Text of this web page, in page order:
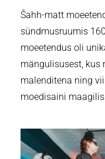
Šahh-matt
sündmusruumis
moeetendus oli
mängulisusest, kus
malenditena ning
moedisaini